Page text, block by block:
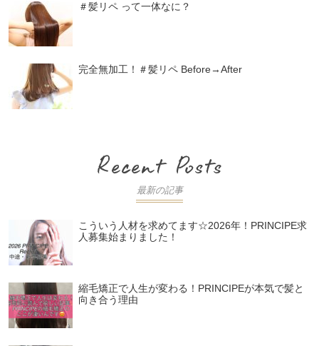
＃髪リペ って一体なに？
完全無加工！＃髪リペ Before→After
最新の記事
こういう人材を求めてます☆2026年！PRINCIPE求
人募集始まりました！
縮毛矯正で人生が変わる！PRINCIPEが本気で髪と
向き合う理由